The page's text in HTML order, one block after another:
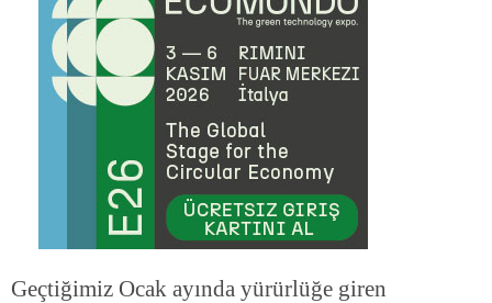
Geçtiğimiz Ocak ayında yürürlüğe giren